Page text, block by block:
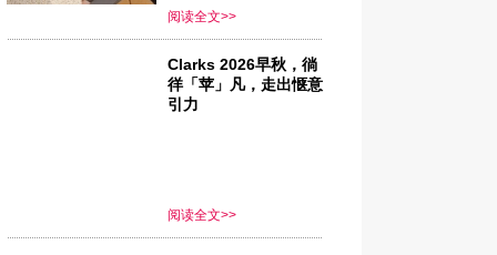
阅读全文>>
Clarks 2026早秋，徜
徉「苹」凡，走出惬意
引力
阅读全文>>